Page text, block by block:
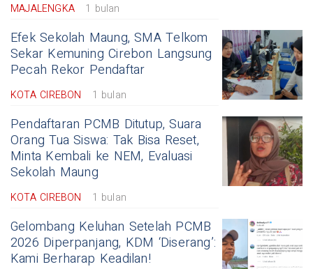
MAJALENGKA 1 bulan
Efek Sekolah Maung, SMA Telkom
Sekar Kemuning Cirebon Langsung
Pecah Rekor Pendaftar
KOTA CIREBON 1 bulan
Pendaftaran PCMB Ditutup, Suara
Orang Tua Siswa: Tak Bisa Reset,
Minta Kembali ke NEM, Evaluasi
Sekolah Maung
KOTA CIREBON 1 bulan
Gelombang Keluhan Setelah PCMB
2026 Diperpanjang, KDM ‘Diserang’:
Kami Berharap Keadilan!